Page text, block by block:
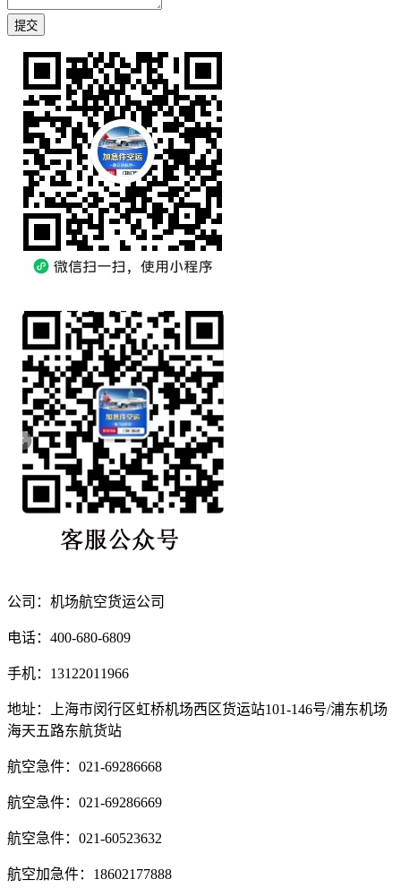
提交
公司：机场航空货运公司
电话：400-680-6809
手机：13122011966
地址：上海市闵行区虹桥机场西区货运站101-146号/浦东机场
海天五路东航货站
航空急件：021-69286668
航空急件：021-69286669
航空急件：021-60523632
航空加急件：18602177888